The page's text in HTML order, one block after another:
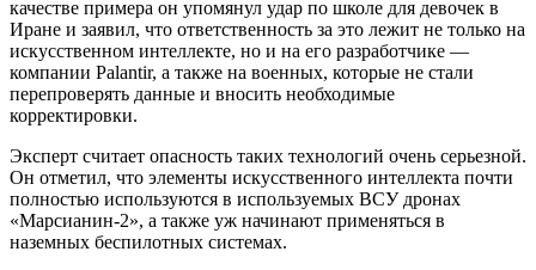
качестве примера он упомянул удар по школе для девочек в
Иране и заявил, что ответственность за это лежит не только на
искусственном интеллекте, но и на его разработчике —
компании Palantir, а также на военных, которые не стали
перепроверять данные и вносить необходимые
корректировки.
Эксперт считает опасность таких технологий очень серьезной.
Он отметил, что элементы искусственного интеллекта почти
полностью используются в используемых ВСУ дронах
«Марсианин-2», а также уж начинают применяться в
наземных беспилотных системах.